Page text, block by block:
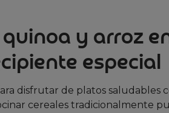
y arroz
especial
disfrutar de platos saludables
cereales tradicionalmente